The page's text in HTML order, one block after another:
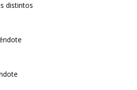
distintos